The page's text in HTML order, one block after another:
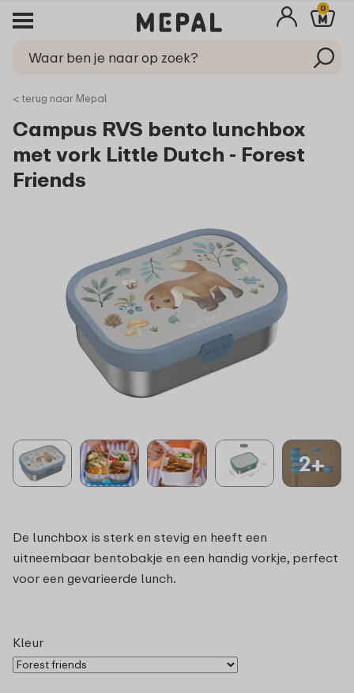
0
< terug naar Mepal
Campus RVS bento lunchbox
met vork Little Dutch - Forest
Friends
2+
De lunchbox is sterk en stevig en heeft een
uitneembaar bentobakje en een handig vorkje, perfect
voor een gevarieerde lunch.
Kleur